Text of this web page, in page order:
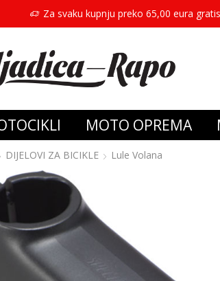
Za svaku kupnju preko 65,00 eura
MOTO OPREMA
DIJELOVI ZA BICIKLE Lule Volana